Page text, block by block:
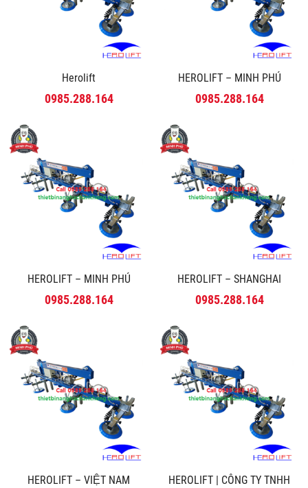
Herolift
0985.288.164
HEROLIFT – MINH PHÚ
0985.288.164
HEROLIFT – MINH PHÚ
0985.288.164
HEROLIFT – SHANGHAI
0985.288.164
HEROLIFT – VIỆT NAM
HEROLIFT | CÔNG TY TNHH